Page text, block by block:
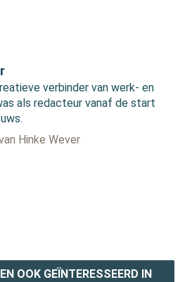
verbinder van werk- en
als redacteur vanaf de start
Hinke Wever
OOK GEÏNTERESSEERD IN